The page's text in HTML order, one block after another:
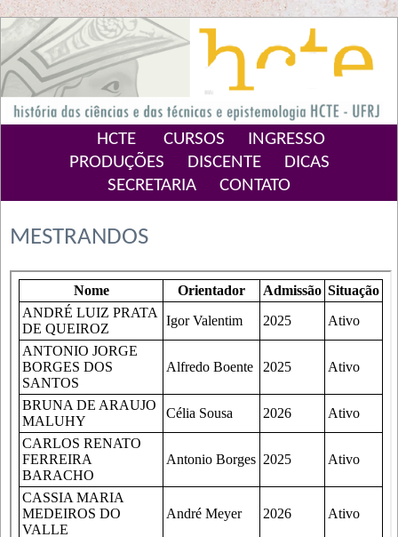
HCTE CURSOS
INGRESSO
PRODUÇÕES
DISCENTE
DICAS
SECRETARIA
CONTATO
MESTRANDOS